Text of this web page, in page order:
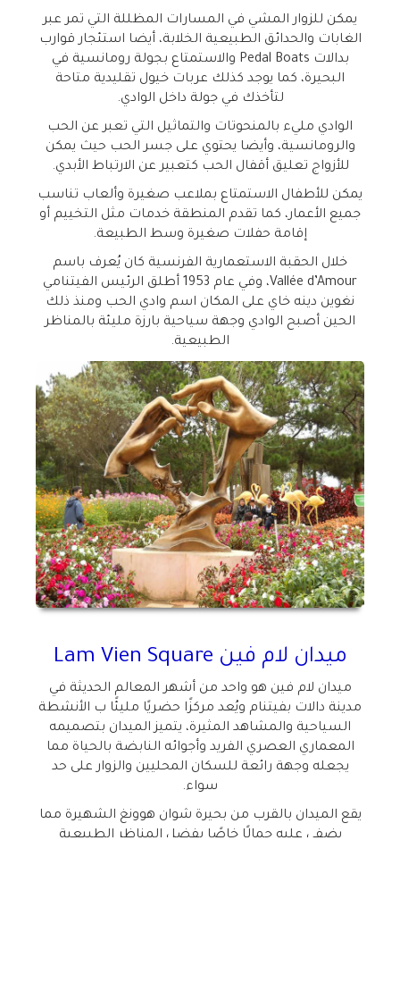
يمكن للزوار المشي في المسارات المظللة التي تمر عبر
الغابات والحدائق الطبيعية الخلابة، أيضا استئجار قوارب
بدالات Pedal Boats والاستمتاع بجولة رومانسية في
البحيرة، كما يوجد كذلك عربات خيول تقليدية متاحة
لتأخذك في جولة داخل الوادي.
الوادي مليء بالمنحوتات والتماثيل التي تعبر عن الحب
والرومانسية، وأيضا يحتوي على جسر الحب حيث يمكن
للأزواج تعليق أقفال الحب كتعبير عن الارتباط الأبدي.
يمكن للأطفال الاستمتاع بملاعب صغيرة وألعاب تناسب
جميع الأعمار، كما تقدم المنطقة خدمات مثل التخييم أو
إقامة حفلات صغيرة وسط الطبيعة.
خلال الحقبة الاستعمارية الفرنسية كان يُعرف باسم
Vallée d’Amour
، وفي عام 1953 أطلق الرئيس الفيتنامي
نغوين دينه خاي على المكان اسم وادي الحب ومنذ ذلك
الحين أصبح الوادي وجهة سياحية بارزة مليئة بالمناظر
الطبيعية.
ميدان لام فين Lam Vien Square
ميدان لام فين هو واحد من أشهر المعالم الحديثة في
مدينة دالات بفيتنام ويُعد مركزًا حضريًا مليئًا ب الأنشطة
السياحية والمشاهد المثيرة، يتميز الميدان بتصميمه
المعماري العصري الفريد وأجوائه النابضة بالحياة مما
يجعله وجهة رائعة للسكان المحليين والزوار على حد
سواء.
يقع الميدان بالقرب من بحيرة شوان هوونغ الشهيرة مما
يضفي عليه جمالًا خاصًا بفضل المناظر الطبيعية